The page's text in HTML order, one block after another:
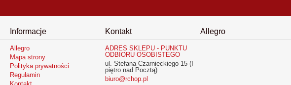
Informacje
Allegro
Mapa strony
Polityka prywatności
Regulamin
Kontakt
ADRES SKLEPU - PUNKTU
ODBIORU OSOBISTEGO
ul. Stefana Czarnieckiego 15 (I
piętro nad Pocztą)
biuro@rchop.pl
Allegro